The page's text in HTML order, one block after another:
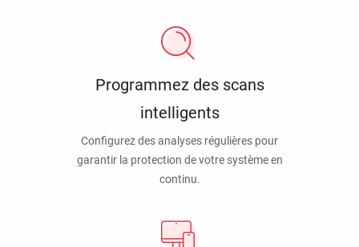
Programmez des scans
intelligents
Configurez des analyses régulières pour
garantir la protection de votre système en
continu.